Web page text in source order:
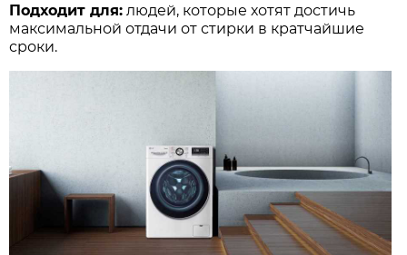
Подходит для: людей, которые хотят достичь
максимальной отдачи от стирки в кратчайшие
сроки.